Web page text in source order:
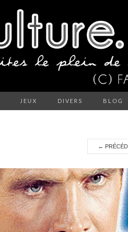
JEUX DIVERS BLOG
←